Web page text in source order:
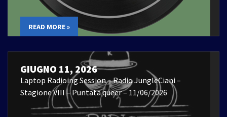
READ MORE »
GIUGNO 11, 2026
Laptop Radioing Session – Radio JungleCiani –
Stagione VIII – Puntata queer – 11/06/2026